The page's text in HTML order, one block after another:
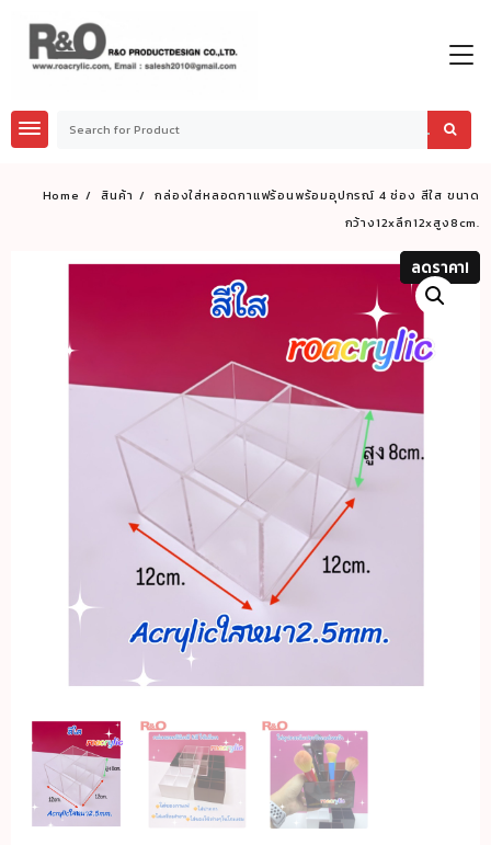
content
Home สินค้า
กล่องใส่หลอดกาแฟร้อนพร้อมอุปกรณ์ 4 ช่อง สีใส ขนาด
กว้าง12xลึก12xสูง8cm.
ลดราคา!
ลดราคา!